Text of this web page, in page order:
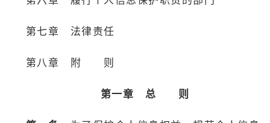
第七章 法律责任
第八章 附 则
第一章 总 则